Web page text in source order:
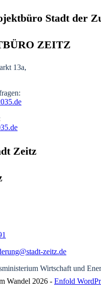
ZEITZ
13a,
zeitz.de
Wandel 2026 - Enfold